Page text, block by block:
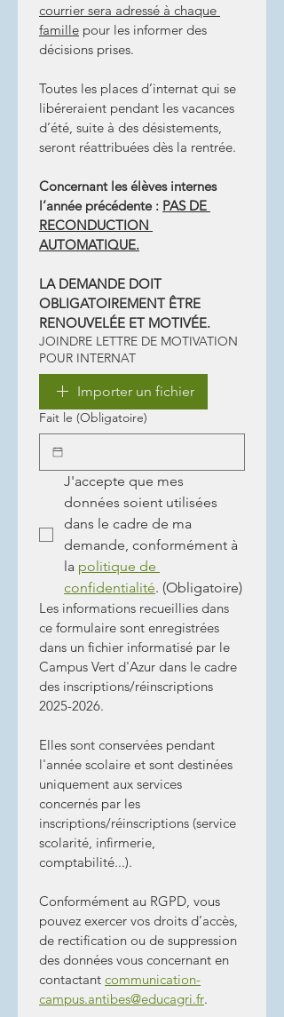
courrier sera adressé à chaque
famille pour les informer des
décisions prises.
Toutes les places d’internat qui se
libéreraient pendant les vacances
d’été, suite à des désistements,
seront réattribuées dès la rentrée.
Concernant les élèves internes
l’année précédente : PAS DE
RECONDUCTION
AUTOMATIQUE.
LA DEMANDE DOIT
OBLIGATOIREMENT ÊTRE
RENOUVELÉE ET MOTIVÉE.
JOINDRE LETTRE DE MOTIVATION
POUR INTERNAT
Importer un fichier
Fait le (Obligatoire)
J'accepte que mes
données soient utilisées
dans le cadre de ma
demande, conformément à
la politique de
confidentialité. (Obligatoire)
Les informations recueillies dans
ce formulaire sont enregistrées
dans un fichier informatisé par le
Campus Vert d'Azur dans le cadre
des inscriptions/réinscriptions
2025-2026.
Elles sont conservées pendant
l'année scolaire et sont destinées
uniquement aux services
concernés par les
inscriptions/réinscriptions (service
scolarité, infirmerie,
comptabilité...).
Conformément au RGPD, vous
pouvez exercer vos droits d’accès,
de rectification ou de suppression
des données vous concernant en
contactant communication-
campus.antibes@educagri.fr.